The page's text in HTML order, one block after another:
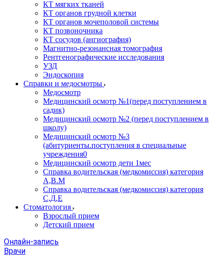
КТ мягких тканей
КТ органов грудной клетки
КТ органов мочеполовой системы
КТ позвоночника
КТ сосудов (ангиография)
Магнитно-резонансная томография
Рентгенографические исследования
УЗД
Эндоскопия
Справки и медосмотры
Медосмотр
Медицинский осмотр №1(перед поступлением в
садик)
Медицинский осмотр №2 (перед поступлением в
школу)
Медицинский осмотр №3
(абитуриенты.поступления в специальные
учреждения0
Медицинский осмотр дети 1мес
Справка водительская (медкомиссия) категория
А,В.М
Справка водительская (медкомиссия) категория
С,Д,Е
Стоматология
Взрослый прием
Детский прием
Онлайн-запись
Врачи